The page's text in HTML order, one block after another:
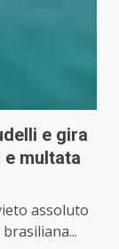
e gira
multata
assoluto